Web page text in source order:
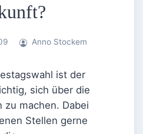
Anno Stockem
ist der
sich über die
zu machen. Dabei
Stellen gerne